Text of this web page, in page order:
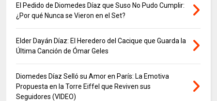
El Pedido de Diomedes Díaz que Suso No Pudo Cumplir:
¿Por qué Nunca se Vieron en el Set?
Elder Dayán Díaz: El Heredero del Cacique que Guarda la
Última Canción de Ómar Geles
Diomedes Díaz Selló su Amor en París: La Emotiva
Propuesta en la Torre Eiffel que Reviven sus
Seguidores (VIDEO)